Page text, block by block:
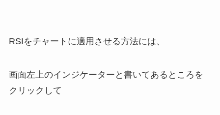
RSIをチャートに適用させる方法には、
画面左上のインジケーターと書いてあるところを
クリックして